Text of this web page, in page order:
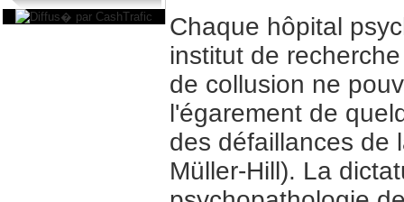
Chaque hôpital
institut de
de collusion ne
l'égarement de
des défaillances de
Müller-Hill). La